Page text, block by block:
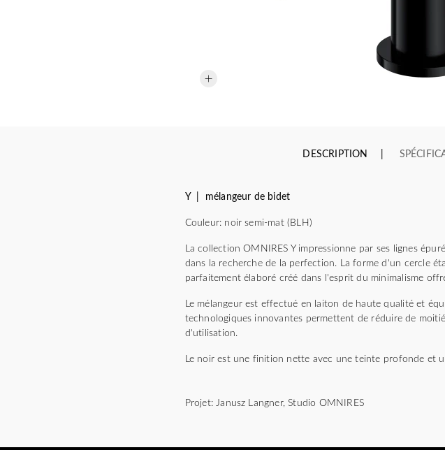
DESCRIPTION
Y | mélangeur de bidet
Couleur: noir semi-mat (BLH)
La collection OMNIRES Y impressionne par ses lignes
dans la recherche de la perfection. La forme d'un cercle
parfaitement élaboré créé dans l'esprit du minimalisme
Le mélangeur est effectué en laiton de haute qualité et
technologiques innovantes permettent de réduire de
d'utilisation.
Le noir est une finition nette avec une teinte profonde et
Projet: Janusz Langner, Studio OMNIRES